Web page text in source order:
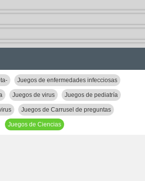
Juegos de enfermedades infecciosas
Juegos de virus Juegos de pediatría
Juegos de Carrusel de preguntas
Juegos de Ciencias